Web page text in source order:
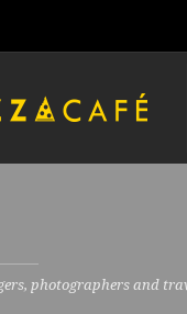
photographers and